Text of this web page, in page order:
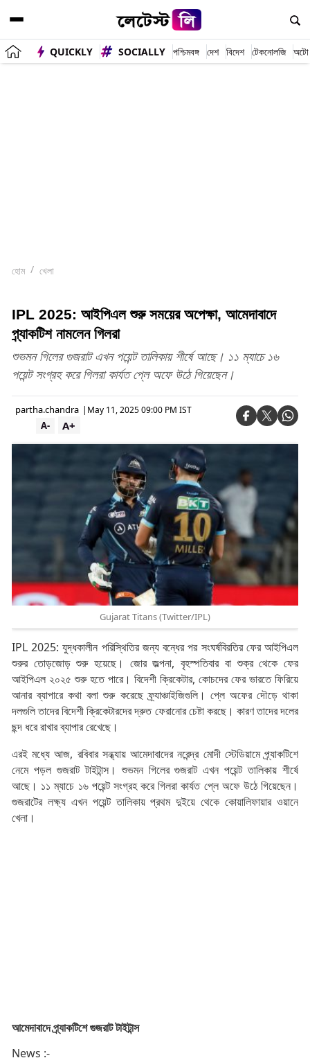
QUICKLY SOCIALLY পশ্চিমবঙ্গ দেশ বিদেশ টেকনোলজি অটো
হোম খেলা
IPL 2025: আইপিএল শুরু সময়ের অপেক্ষা, আমেদাবাদে
প্র্যাকটিশ নামলেন গিলরা
শুভমন গিলের গুজরাট এখন পয়েন্ট তালিকায় শীর্ষে আছে। ১১ ম্যাচে ১৬
পয়েন্ট সংগ্রহ করে গিলরা কার্যত প্লে অফে উঠে গিয়েছেন।
partha.chandra | May 11, 2025 09:00 PM IST
A+
A-
Gujarat Titans (Twitter/IPL)
IPL 2025: যুদ্ধকালীন পরিস্থিতির জন্য বন্ধের পর সংঘর্ষবিরতির ফের আইপিএল
শুরুর তোড়জোড় শুরু হয়েছে। জোর জল্পনা, বৃহস্পতিবার বা শুক্র থেকে ফের
আইপিএল ২০২৫ শুরু হতে পারে। বিদেশী ক্রিকেটার, কোচদের ফের ভারতে ফিরিয়ে
আনার ব্যাপারে কথা বলা শুরু করেছে ফ্র্যাঞ্চাইজিগুলি। প্লে অফের দৌড়ে থাকা
দলগুলি তাদের বিদেশী ক্রিকেটারদের দ্রুত ফেরানোর চেষ্টা করছে। কারণ তাদের দলের
ছন্দ ধরে রাখার ব্যাপার রেখেছে।
এরই মধ্যে আজ, রবিবার সন্ধ্যায় আমেদাবাদের নরেন্দ্র মোদী স্টেডিয়ামে প্র্যাকটিশে
নেমে পড়ল গুজরাট টাইটান্স। শুভমন গিলের গুজরাট এখন পয়েন্ট তালিকায় শীর্ষে
আছে। ১১ ম্যাচে ১৬ পয়েন্ট সংগ্রহ করে গিলরা কার্যত প্লে অফে উঠে গিয়েছেন।
গুজরাটের লক্ষ্য এখন পয়েন্ট তালিকায় প্রথম দুইয়ে থেকে কোয়ালিফায়ার ওয়ানে
খেলা।
আমেদাবাদে প্র্যাকটিশে গুজরাট টাইটান্স
News :-